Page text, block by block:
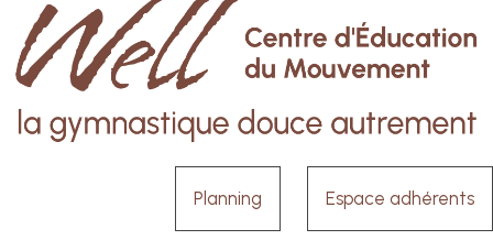
Planning Espace adhérents